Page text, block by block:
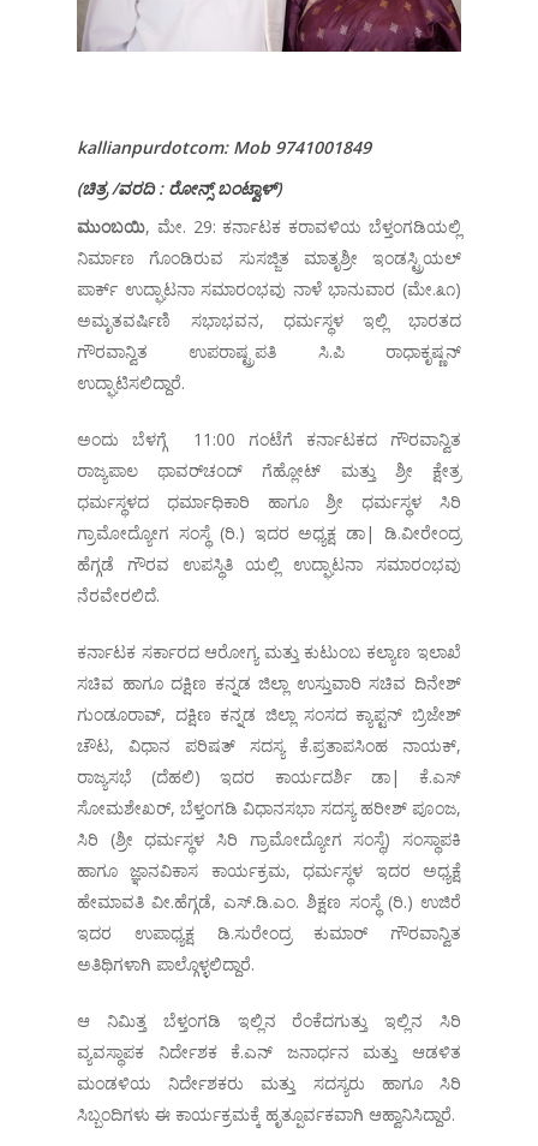
kallianpurdotcom: Mob 9741001849
(ಚಿತ್ರ/ವರದಿ: ರೋನ್ಸ್ ಬಂಟ್ವಾಳ್)
ಮುಂಬಯಿ, ಮೇ. 29: ಕರ್ನಾಟಕ ಕರಾವಳಿಯ ಬೆಳ್ತಂಗಡಿಯಲ್ಲಿ
ನಿರ್ಮಾಣ ಗೊಂಡಿರುವ ಸುಸಜ್ಜಿತ ಮಾತೃಶ್ರೀ ಇಂಡಸ್ಟ್ರಿಯಲ್
ಪಾರ್ಕ್ ಉದ್ಘಾಟನಾ ಸಮಾರಂಭವು ನಾಳೆ ಭಾನುವಾರ (ಮೇ.೩೧)
ಅಮೃತವರ್ಷಿಣಿ ಸಭಾಭವನ, ಧರ್ಮಸ್ಥಳ ಇಲ್ಲಿ ಭಾರತದ
ಗೌರವಾನ್ವಿತ ಉಪರಾಷ್ಟ್ರಪತಿ ಸಿ.ಪಿ ರಾಧಾಕೃಷ್ಣನ್
ಉದ್ಘಾಟಿಸಲಿದ್ದಾರೆ.
ಅಂದು ಬೆಳಗ್ಗೆ 11:00 ಗಂಟೆಗೆ ಕರ್ನಾಟಕದ ಗೌರವಾನ್ವಿತ
ರಾಜ್ಯಪಾಲ ಥಾವರ್‌ಚಂದ್ ಗೆಹ್ಲೋಟ್ ಮತ್ತು ಶ್ರೀ ಕ್ಷೇತ್ರ
ಧರ್ಮಸ್ಥಳದ ಧರ್ಮಾಧಿಕಾರಿ ಹಾಗೂ ಶ್ರೀ ಧರ್ಮಸ್ಥಳ ಸಿರಿ
ಗ್ರಾಮೋದ್ಯೋಗ ಸಂಸ್ಥೆ (ರಿ.) ಇದರ ಅಧ್ಯಕ್ಷ ಡಾ| ಡಿ.ವೀರೇಂದ್ರ
ಹೆಗ್ಗಡೆ ಗೌರವ ಉಪಸ್ಥಿತಿ ಯಲ್ಲಿ ಉದ್ಘಾಟನಾ ಸಮಾರಂಭವು
ನೆರವೇರಲಿದೆ.
ಕರ್ನಾಟಕ ಸರ್ಕಾರದ ಆರೋಗ್ಯ ಮತ್ತು ಕುಟುಂಬ ಕಲ್ಯಾಣ ಇಲಾಖೆ
ಸಚಿವ ಹಾಗೂ ದಕ್ಷಿಣ ಕನ್ನಡ ಜಿಲ್ಲಾ ಉಸ್ತುವಾರಿ ಸಚಿವ ದಿನೇಶ್
ಗುಂಡೂರಾವ್, ದಕ್ಷಿಣ ಕನ್ನಡ ಜಿಲ್ಲಾ ಸಂಸದ ಕ್ಯಾಪ್ಟನ್ ಬ್ರಿಜೇಶ್
ಚೌಟ, ವಿಧಾನ ಪರಿಷತ್ ಸದಸ್ಯ ಕೆ.ಪ್ರತಾಪಸಿಂಹ ನಾಯಕ್,
ರಾಜ್ಯಸಭೆ (ದೆಹಲಿ) ಇದರ ಕಾರ್ಯದರ್ಶಿ ಡಾ| ಕೆ.ಎಸ್
ಸೋಮಶೇಖರ್, ಬೆಳ್ತಂಗಡಿ ವಿಧಾನಸಭಾ ಸದಸ್ಯ ಹರೀಶ್ ಪೂಂಜ,
ಸಿರಿ (ಶ್ರೀ ಧರ್ಮಸ್ಥಳ ಸಿರಿ ಗ್ರಾಮೋದ್ಯೋಗ ಸಂಸ್ಥೆ) ಸಂಸ್ಥಾಪಕಿ
ಹಾಗೂ ಜ್ಞಾನವಿಕಾಸ ಕಾರ್ಯಕ್ರಮ, ಧರ್ಮಸ್ಥಳ ಇದರ ಅಧ್ಯಕ್ಷೆ
ಹೇಮಾವತಿ ವೀ.ಹೆಗ್ಗಡೆ, ಎಸ್.ಡಿ.ಎಂ. ಶಿಕ್ಷಣ ಸಂಸ್ಥೆ (ರಿ.) ಉಜಿರೆ
ಇದರ ಉಪಾಧ್ಯಕ್ಷ ಡಿ.ಸುರೇಂದ್ರ ಕುಮಾರ್ ಗೌರವಾನ್ವಿತ
ಅತಿಥಿಗಳಾಗಿ ಪಾಲ್ಗೊಳ್ಳಲಿದ್ದಾರೆ.
ಆ ನಿಮಿತ್ತ ಬೆಳ್ತಂಗಡಿ ಇಲ್ಲಿನ ರೆಂಕೆದಗುತ್ತು ಇಲ್ಲಿನ ಸಿರಿ
ವ್ಯವಸ್ಥಾಪಕ ನಿರ್ದೇಶಕ ಕೆ.ಎನ್ ಜನಾರ್ಧನ ಮತ್ತು ಆಡಳಿತ
ಮಂಡಳಿಯ ನಿರ್ದೇಶಕರು ಮತ್ತು ಸದಸ್ಯರು ಹಾಗೂ ಸಿರಿ
ಸಿಬ್ಬಂದಿಗಳು ಈ ಕಾರ್ಯಕ್ರಮಕ್ಕೆ ಹೃತ್ಪೂರ್ವಕವಾಗಿ ಆಹ್ವಾನಿಸಿದ್ದಾರೆ.